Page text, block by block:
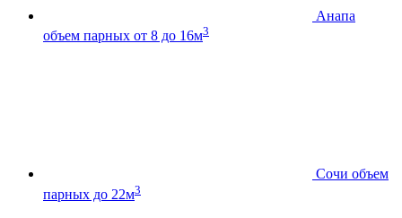
Анапа
объем парных от 8 до 16м3
Сочи объем
парных до 22м3